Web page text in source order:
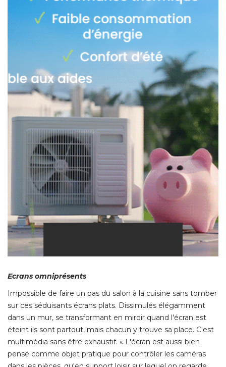
Ecrans omniprésents
Impossible de faire un pas du salon à la cuisine sans tomber
sur ces séduisants écrans plats. Dissimulés élégamment
dans un mur, se transformant en miroir quand l'écran est
éteint ils sont partout, mais chacun y trouve sa place. C'est
multimédia sans être exhaustif. « L'écran est aussi bien
pensé comme objet pratique pour contrôler les caméras